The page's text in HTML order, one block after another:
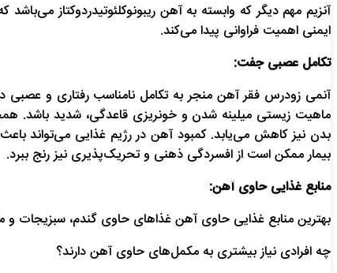
ایمنی اهمیت فراوانی پیدا می‌کند.
تکامل عصبی جفت:
آنمی زودرس فقر آهن منجر به تکامل نا‌مناسب رفتاری و عصبی
ماهیت زیستی میلینه شدن و خونریزی قاعدگی، شدید باشد.
بدن نیز کاهش می‌یابد. کمبود آهن در رژیم غذایی می‌تواند
بیمار ممکن است از افسردگی ذهنی و تحریک‌پذیری نیز رنج ببرد.
منابع غذایی حاوی آهن:
بهترین منابع غذایی حاوی آهن غذاهای حاوی گندم، سبزیجات و
چه افرادی نیاز بیشتری به مکمل‌های حاوی آهن دارند؟